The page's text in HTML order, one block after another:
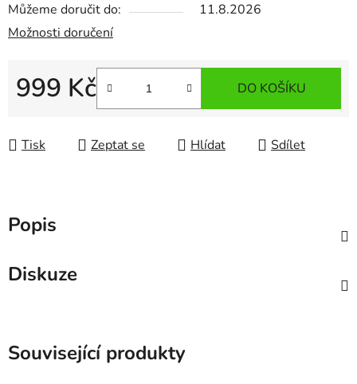
Můžeme doručit do:
11.8.2026
Možnosti doručení
999 Kč DO KOŠÍKU
Tisk Zeptat se Hlídat Sdílet
Popis
Diskuze
Související produkty